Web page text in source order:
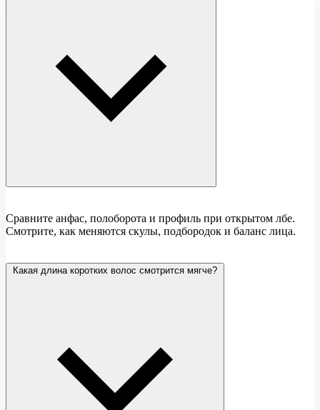
Сравните анфас, полоборота и профиль при открытом лбе.
Смотрите, как меняются скулы, подбородок и баланс лица.
Какая длина коротких волос смотрится мягче?